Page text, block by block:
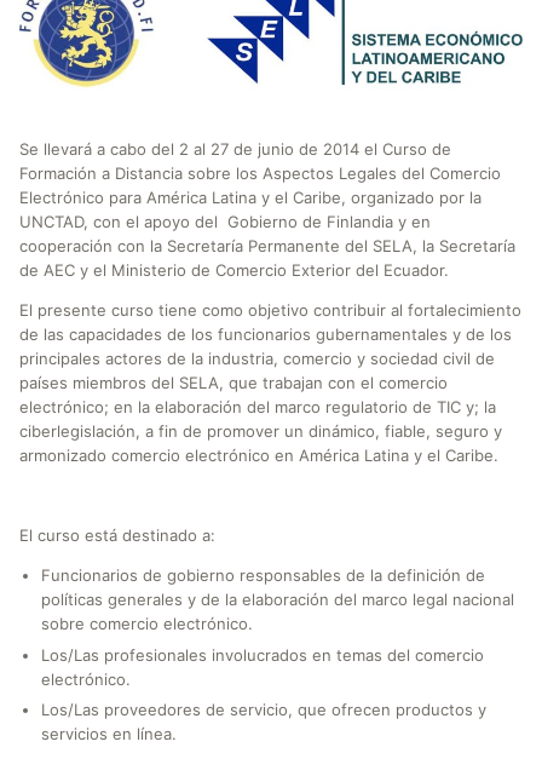
Se llevará a cabo del 2 al 27 de junio de 2014 el Curso de
Formación a Distancia sobre los Aspectos Legales del Comercio
Electrónico para América Latina y el Caribe, organizado por la
UNCTAD, con el apoyo del Gobierno de Finlandia y en
cooperación con la Secretaría Permanente del SELA, la Secretaría
de AEC y el Ministerio de Comercio Exterior del Ecuador.
El presente curso tiene como objetivo contribuir al fortalecimiento
de las capacidades de los funcionarios gubernamentales y de los
principales actores de la industria, comercio y sociedad civil de
países miembros del SELA, que trabajan con el comercio
electrónico; en la elaboración del marco regulatorio de TIC y; la
ciberlegislación, a fin de promover un dinámico, fiable, seguro y
armonizado comercio electrónico en América Latina y el Caribe.
El curso está destinado a:
Funcionarios de gobierno responsables de la definición de
políticas generales y de la elaboración del marco legal nacional
sobre comercio electrónico.
Los/Las profesionales involucrados en temas del comercio
electrónico.
Los/Las proveedores de servicio, que ofrecen productos y
servicios en línea.